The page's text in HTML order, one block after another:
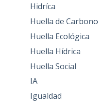
Hidríca
Huella de Carbono
Huella Ecológica
Huella Hídrica
Huella Social
IA
Igualdad